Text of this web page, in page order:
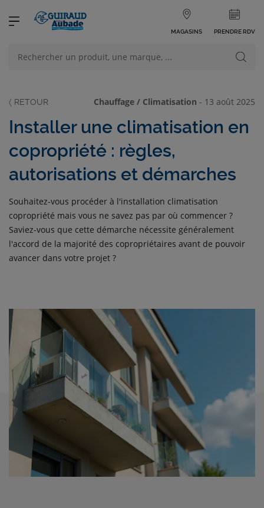
MAGASINS PRENDRE RDV
NOS PRODUITS VOIR TOUS LES PRODUITS
NOS CATÉGORIES
Chauffage / Climatisation - 13 août 2025
Installer une climatisation en
copropriété : règles,
autorisations et démarches
Souhaitez-vous procéder à l'installation climatisation
copropriété mais vous ne savez pas par où commencer ?
Saviez-vous que cette démarche nécessite généralement
l'accord de la majorité des copropriétaires avant de pouvoir
avancer dans votre projet ?